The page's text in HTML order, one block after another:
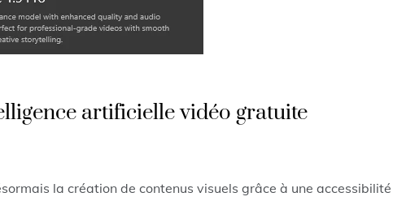
artificielle vidéo gratuite
la création de contenus visuels grâce à une accessibilité